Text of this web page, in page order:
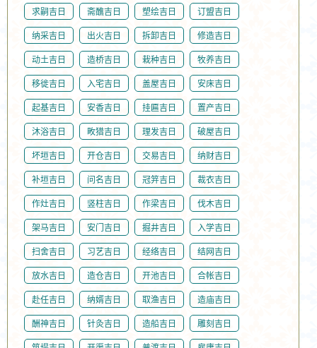
求嗣吉日 斋醮吉日 塑绘吉日 订盟吉日
纳采吉日 出火吉日 拆卸吉日 修造吉日
动土吉日 造桥吉日 栽种吉日 牧养吉日
移徙吉日 入宅吉日 盖屋吉日 安床吉日
起基吉日 安香吉日 挂匾吉日 置产吉日
沐浴吉日 畋猎吉日 理发吉日 破屋吉日
坏垣吉日 开仓吉日 交易吉日 纳财吉日
补垣吉日 问名吉日 冠笄吉日 裁衣吉日
作灶吉日 竖柱吉日 作梁吉日 伐木吉日
架马吉日 安门吉日 掘井吉日 入学吉日
扫舍吉日 习艺吉日 经络吉日 结网吉日
放水吉日 造仓吉日 开池吉日 合帐吉日
赴任吉日 纳婿吉日 取渔吉日 造庙吉日
酬神吉日 针灸吉日 造船吉日 雕刻吉日